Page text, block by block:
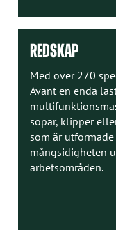
REDSKAP
Med över 270
Avant en enda
sopar, klipper
som är
mångsidigheten
arbetsområden.